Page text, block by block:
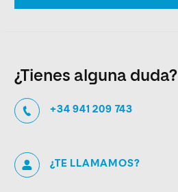
¿Tienes alguna duda?
+34 941 209 743
¿TE LLAMAMOS?